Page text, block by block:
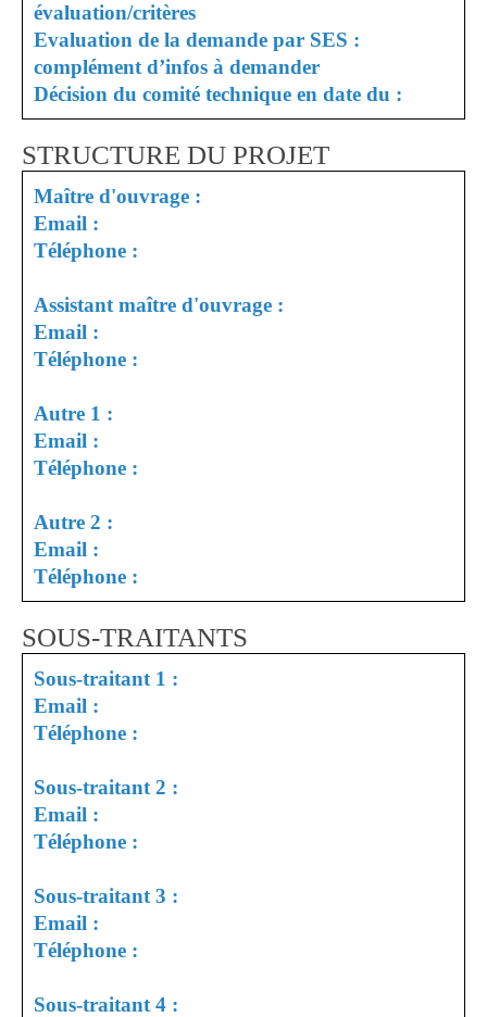
évaluation/critères
Evaluation de la demande par SES :
complément d’infos à demander
Décision du comité technique en date du :
STRUCTURE DU PROJET
Maître d'ouvrage :
Email :
Téléphone :
Assistant maître d'ouvrage :
Email :
Téléphone :
Autre 1 :
Email :
Téléphone :
Autre 2 :
Email :
Téléphone :
SOUS-TRAITANTS
Sous-traitant 1 :
Email :
Téléphone :
Sous-traitant 2 :
Email :
Téléphone :
Sous-traitant 3 :
Email :
Téléphone :
Sous-traitant 4 :